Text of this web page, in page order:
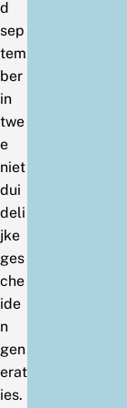
d
sep
tem
ber
in
twe
e
niet
dui
deli
jke
ges
che
ide
n
gen
erat
ies.